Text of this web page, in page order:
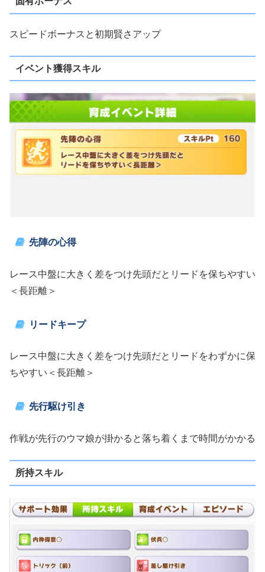
スピードボーナスと初期賢さアップ
イベント獲得スキル
先陣の心得
レース中盤に大きく差をつけ先頭だとリードを保ちやすい
＜長距離＞
リードキープ
レース中盤に大きく差をつけ先頭だとリードをわずかに保
ちやすい＜長距離＞
先行駆け引き
作戦が先行のウマ娘が掛かると落ち着くまで時間がかかる
所持スキル